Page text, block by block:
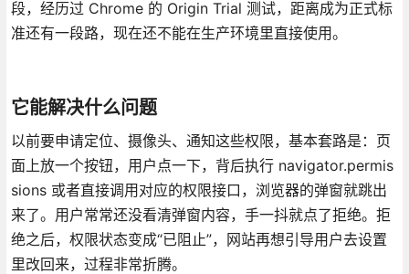
段，经历过 Chrome 的 Origin Trial 测试，距离成为正式标
准还有一段路，现在还不能在生产环境里直接使用。
它能解决什么问题
以前要申请定位、摄像头、通知这些权限，基本套路是：页
面上放一个按钮，用户点一下，背后执行 navigator.permis
sions 或者直接调用对应的权限接口，浏览器的弹窗就跳出
来了。用户常常还没看清弹窗内容，手一抖就点了拒绝。拒
绝之后，权限状态变成“已阻止”，网站再想引导用户去设置
里改回来，过程非常折腾。